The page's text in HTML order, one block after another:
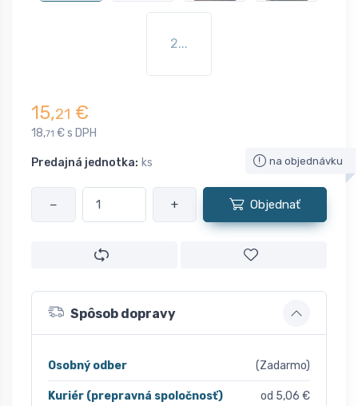
2...
15,21 €
18,71 € s DPH
Predajná jednotka: ks na objednávku
− + Objednať
Spôsob dopravy
Osobný odber (Zadarmo)
Kuriér (prepravná spoločnosť) od 5,06 €